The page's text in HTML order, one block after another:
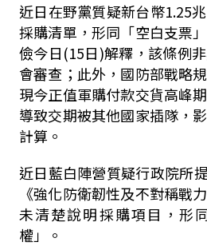
近日在野黨質疑新台幣1.25
採購清單，形同「空白支票
儉今日(15日)解釋，該條例
會審查；此外，國防部戰略
現今正值軍購付款交貨高峰
導致交期被其他國家插隊，
計算。
近日藍白陣營質疑行政院所
《強化防衛韌性及不對稱戰
未清楚說明採購項目，形
權」。